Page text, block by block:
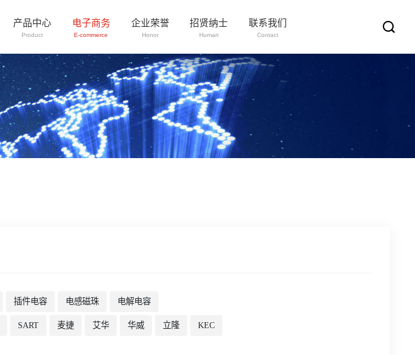
产品中心
Product
电子商务
E-commerce
企业荣誉
Honor
招贤纳士
Human
联系我们
Contact
插件电容 电感磁珠 电解电容
SART 麦捷 艾华 华威 立隆 KEC